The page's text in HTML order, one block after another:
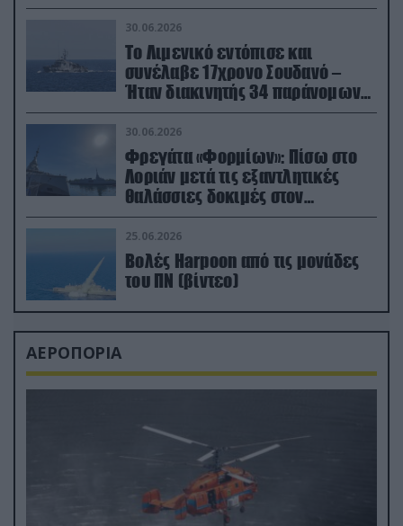
30.06.2026
Το Λιμενικό εντόπισε και
συνέλαβε 17χρονο Σουδανό –
Ήταν διακινητής 34 παράνομων
μεταναστών
30.06.2026
Φρεγάτα «Φορμίων»: Πίσω στο
Λοριάν μετά τις εξαντλητικές
θαλάσσιες δοκιμές στον
απαιτητικό Βισκαϊκό
25.06.2026
Βολές Harpoon από τις μονάδες
του ΠΝ (βίντεο)
ΑΕΡΟΠΟΡΙΑ